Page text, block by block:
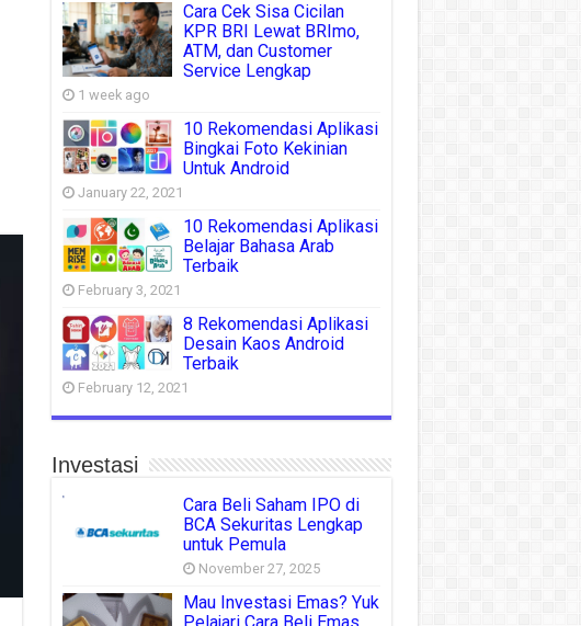
Cara Cek Sisa Cicilan
KPR BRI Lewat BRImo,
ATM, dan Customer
Service Lengkap
1 week ago
10 Rekomendasi Aplikasi
Bingkai Foto Kekinian
Untuk Android
January 22, 2021
10 Rekomendasi Aplikasi
Belajar Bahasa Arab
Terbaik
February 3, 2021
8 Rekomendasi Aplikasi
Desain Kaos Android
Terbaik
February 12, 2021
Investasi
Cara Beli Saham IPO di
BCA Sekuritas Lengkap
untuk Pemula
November 27, 2025
Mau Investasi Emas? Yuk